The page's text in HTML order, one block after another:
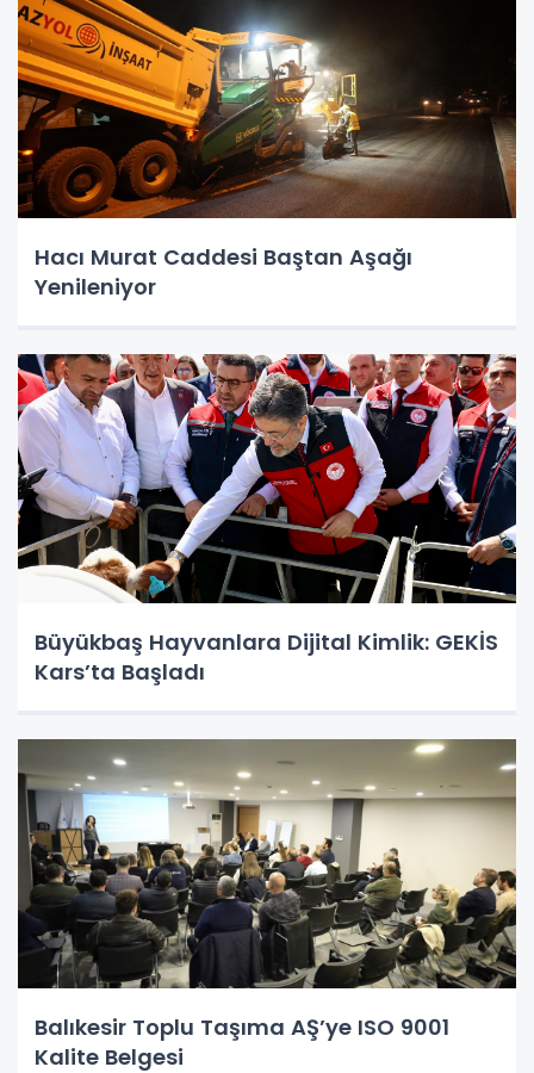
Hacı Murat Caddesi Baştan Aşağı
Yenileniyor
Büyükbaş Hayvanlara Dijital Kimlik: GEKİS
Kars’ta Başladı
Balıkesir Toplu Taşıma AŞ’ye ISO 9001
Kalite Belgesi